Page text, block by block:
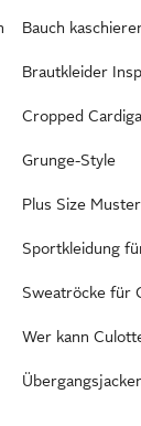
Bauch
Brautkleider
Cropped
Grunge-Style
Plus Size
Sportkleidung
Sweatröcke für
Wer kann